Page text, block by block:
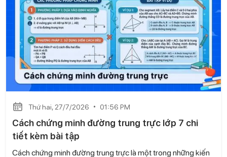
Thứ hai, 27/7/2026 01:56 PM
Cách chứng minh đường trung trực lớp 7 chi
tiết kèm bài tập
Cách chứng minh đường trung trực là một trong những kiến